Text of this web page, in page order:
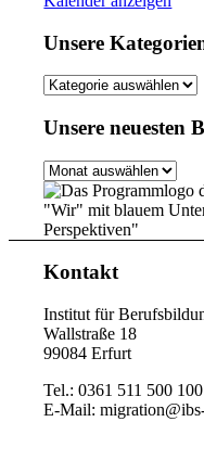
Unsere
Unsere
Unsere neuesten
Unsere
neuesten
Beiträge
Kontakt
Institut für
Wallstraße 18
99084 Erfurt
Tel.: 0361 511 500 100
E-Mail: